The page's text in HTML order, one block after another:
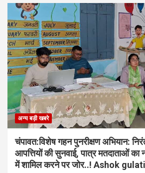
अन्य बड़ी खबरे
चंपावत:विशेष गहन पुनरीक्षण अभियान:
आपत्तियों की सुनवाई, पात्र मतदाताओं का
में शामिल करने पर जोर..! Ashok